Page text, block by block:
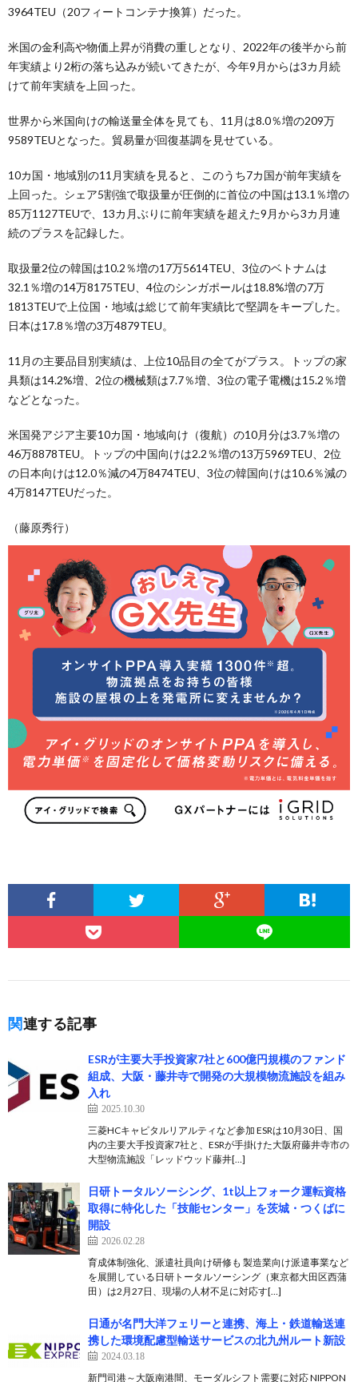
3964TEU（20フィートコンテナ換算）だった。
米国の金利高や物価上昇が消費の重しとなり、2022年の後半から前
年実績より2桁の落ち込みが続いてきたが、今年9月からは3カ月続
けて前年実績を上回った。
世界から米国向けの輸送量全体を見ても、11月は8.0％増の209万
9589TEUとなった。貿易量が回復基調を見せている。
10カ国・地域別の11月実績を見ると、このうち7カ国が前年実績を
上回った。シェア5割強で取扱量が圧倒的に首位の中国は13.1％増の
85万1127TEUで、13カ月ぶりに前年実績を超えた9月から3カ月連
続のプラスを記録した。
取扱量2位の韓国は10.2％増の17万5614TEU、3位のベトナムは
32.1％増の14万8175TEU、4位のシンガポールは18.8%増の7万
1813TEUで上位国・地域は総じて前年実績比で堅調をキープした。
日本は17.8％増の3万4879TEU。
11月の主要品目別実績は、上位10品目の全てがプラス。トップの家
具類は14.2%増、2位の機械類は7.7％増、3位の電子電機は15.2％増
などとなった。
米国発アジア主要10カ国・地域向け（復航）の10月分は3.7％増の
46万8878TEU。トップの中国向けは2.2％増の13万5969TEU、2位
の日本向けは12.0％減の4万8474TEU、3位の韓国向けは10.6％減の
4万8147TEUだった。
（藤原秀行）
関連する記事
ESRが主要大手投資家7社と600億円規模のファンド
組成、大阪・藤井寺で開発の大規模物流施設を組み
入れ
2025.10.30
三菱HCキャピタルリアルティなど参加 ESRは10月30日、国
内の主要大手投資家7社と、ESRが手掛けた大阪府藤井寺市の
大型物流施設「レッドウッド藤井[…]
日研トータルソーシング、1t以上フォーク運転資格
取得に特化した「技能センター」を茨城・つくばに
開設
2026.02.28
育成体制強化、派遣社員向け研修も 製造業向け派遣事業など
を展開している日研トータルソーシング（東京都大田区西蒲
田）は2月27日、現場の人材不足に対応す[…]
日通が名門大洋フェリーと連携、海上・鉄道輸送連
携した環境配慮型輸送サービスの北九州ルート新設
2024.03.18
新門司港～大阪南港間、モーダルシフト需要に対応 NIPPON